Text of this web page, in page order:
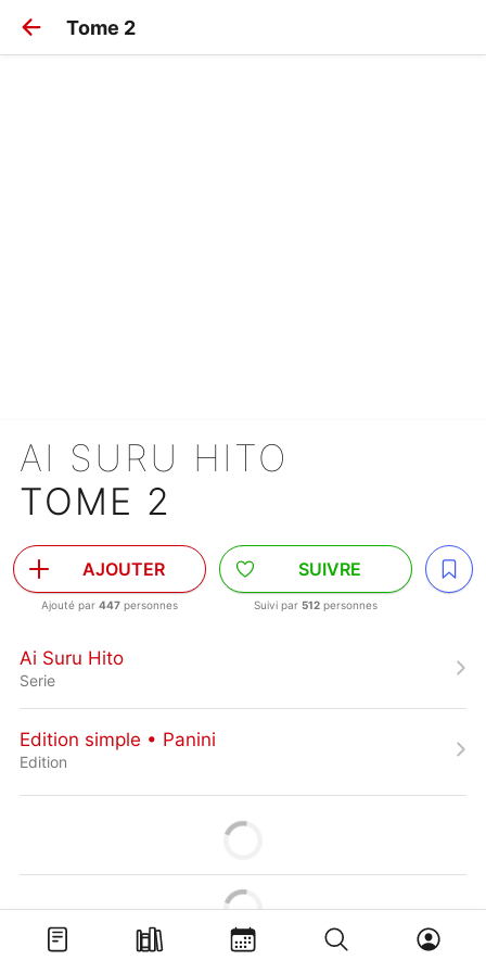
Tome 2
AI SURU HITO
TOME 2
AJOUTER
Ajouté par 447 personnes
SUIVRE
Suivi par 512 personnes
Ai Suru Hito
Serie
Edition simple • Panini
Edition